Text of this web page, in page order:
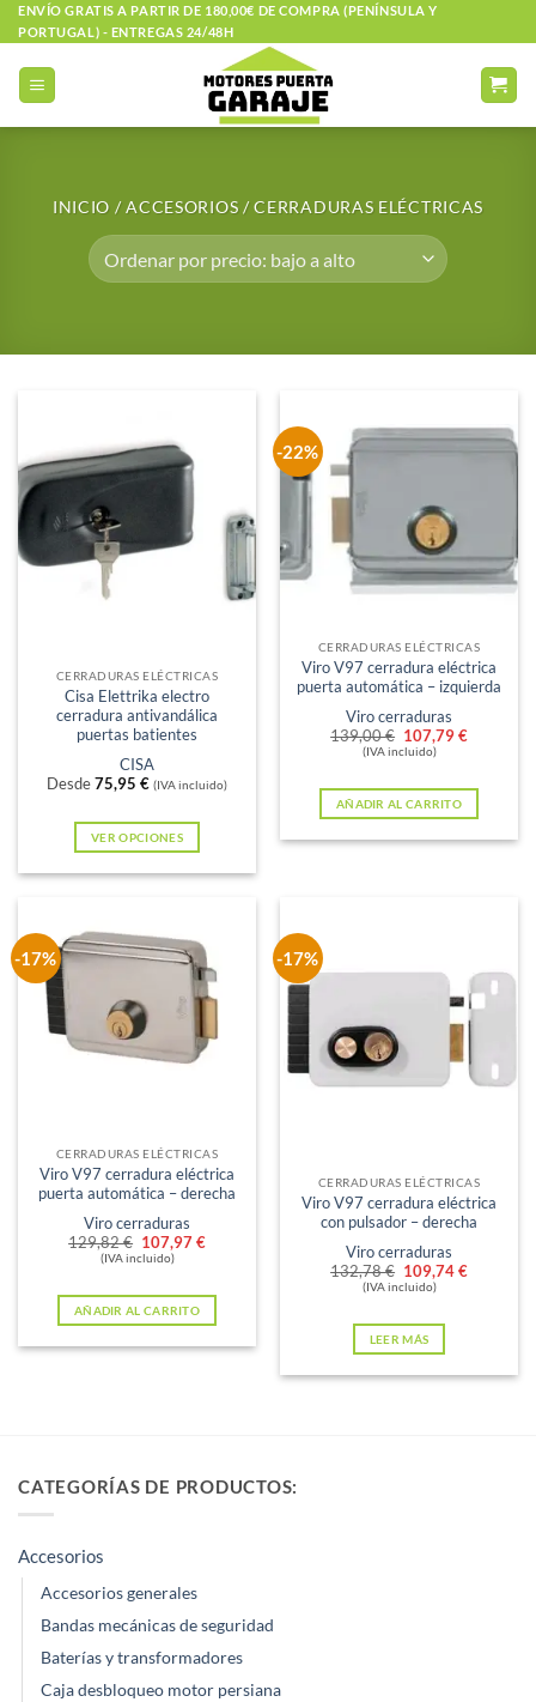
Saltar
al
contenido
ENVÍO GRATIS A PARTIR DE 180,00€ DE COMPRA (PENÍNSULA Y
PORTUGAL) - ENTREGAS 24/48H
INICIO / ACCESORIOS /CERRADURAS ELÉCTRICAS
CERRADURAS ELÉCTRICAS
Cisa Elettrika electro
cerradura antivandálica
puertas batientes
CISA
Desde75,95 € (IVA incluido)
VER OPCIONES
múltiples
variantes.
Las
opciones
se
en
la
de
producto
-22%
CERRADURAS ELÉCTRICAS
Viro V97 cerradura eléctrica
puerta automática – izquierda
Viro cerraduras
139,00€ El
precio
era:
139,00 €.
107,79€El
es:
(IVA incluido)
AÑADIR AL CARRITO
-17%
CERRADURAS ELÉCTRICAS
Viro V97 cerradura eléctrica
puerta automática – derecha
Viro cerraduras
129,82€ El
precio
era:
129,82 €.
107,97€El
es:
(IVA incluido)
AÑADIR AL CARRITO
-17%
CERRADURAS ELÉCTRICAS
Viro V97 cerradura eléctrica
con pulsador – derecha
Viro cerraduras
132,78€ El
precio
era:
132,78 €.
109,74€El
(IVA incluido)
LEER MÁS
CATEGORÍAS DE PRODUCTOS:
Accesorios
Accesorios generales
Bandas mecánicas de seguridad
Baterías y transformadores
Caja desbloqueo motor persiana